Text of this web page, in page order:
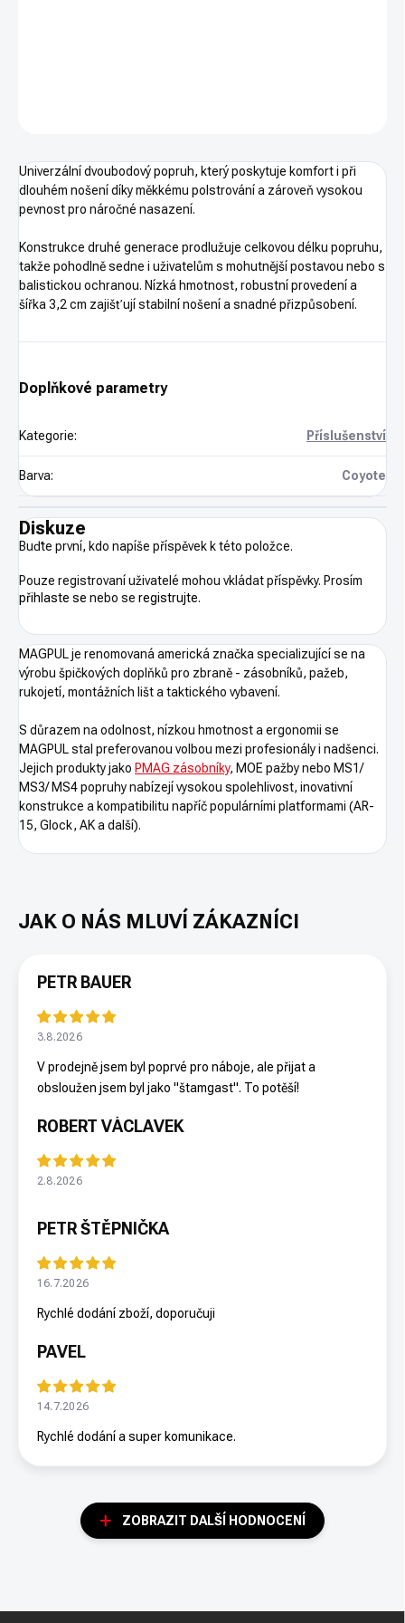
Univerzální dvoubodový popruh, který poskytuje komfort i při
dlouhém nošení díky měkkému polstrování a zároveň vysokou
pevnost pro náročné nasazení.
Konstrukce druhé generace prodlužuje celkovou délku popruhu,
takže pohodlně sedne i uživatelům s mohutnější postavou nebo s
balistickou ochranou. Nízká hmotnost, robustní provedení a
šířka 3,2 cm zajišťují stabilní nošení a snadné přizpůsobení.
Doplňkové parametry
Kategorie: Příslušenství
Barva: Coyote
Diskuze
Buďte první, kdo napíše příspěvek k této položce.
Pouze registrovaní uživatelé mohou vkládat příspěvky. Prosím
přihlaste se nebo se registrujte.
MAGPUL je renomovaná americká značka specializující se na
výrobu špičkových doplňků pro zbraně - zásobníků, pažeb,
rukojetí, montážních lišt a taktického vybavení.
S důrazem na odolnost, nízkou hmotnost a ergonomii se
MAGPUL stal preferovanou volbou mezi profesionály i nadšenci.
Jejich produkty jako PMAG zásobníky, MOE pažby nebo MS1/
MS3/ MS4 popruhy nabízejí vysokou spolehlivost, inovativní
konstrukce a kompatibilitu napříč populárními platformami (AR-
15, Glock, AK a další).
PETR BAUER
3.8.2026
V prodejně jsem byl poprvé pro náboje, ale přijat a
obsloužen jsem byl jako "štamgast". To potěší!
ROBERT VÁCLAVEK
2.8.2026
PETR ŠTĚPNIČKA
16.7.2026
Rychlé dodání zboží, doporučuji
PAVEL
14.7.2026
Rychlé dodání a super komunikace.
ZOBRAZIT DALŠÍ HODNOCENÍ